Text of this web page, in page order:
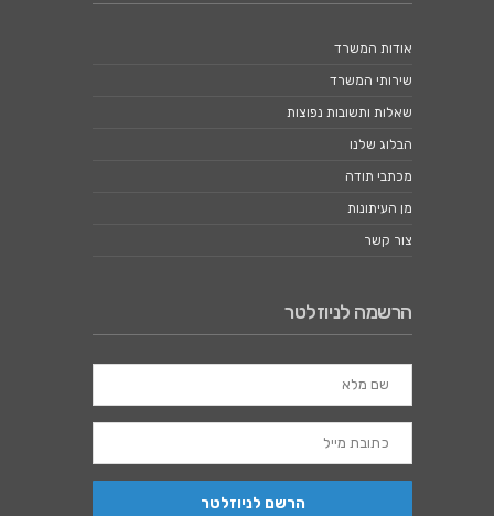
אודות המשרד
שירותי המשרד
שאלות ותשובות נפוצות
הבלוג שלנו
מכתבי תודה
מן העיתונות
צור קשר
הרשמה לניוזלטר